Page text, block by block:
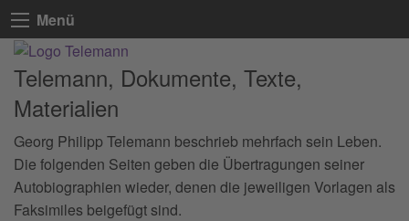
Menü
Telemann, Dokumente, Texte,
Materialien
Georg Philipp Telemann beschrieb mehrfach sein Leben.
Die folgenden Seiten geben die Übertragungen seiner
Autobiographien wieder, denen die jeweiligen Vorlagen als
Faksimiles beigefügt sind.